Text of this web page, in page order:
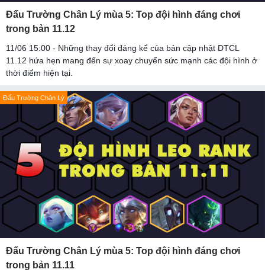
Đấu Trường Chân Lý mùa 5: Top đội hình đáng chơi
trong bản 11.12
11/06 15:00 - Những thay đổi đáng kể của bản cập nhật DTCL
11.12 hứa hẹn mang đến sự xoay chuyển sức mạnh các đội hình ở
thời điểm hiện tại.
Đấu Trường Chân Lý
Đấu Trường Chân Lý mùa 5: Top đội hình đáng chơi
trong bản 11.11